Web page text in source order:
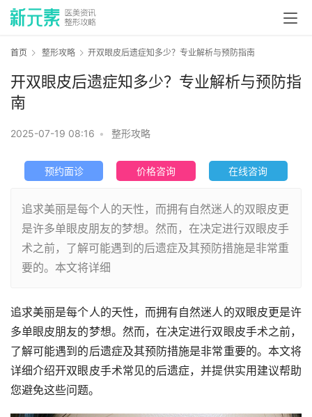
首页 整形攻略 开双眼皮后遗症知多少？专业解析与预防指南
开双眼皮后遗症知多少？专业解析与预防指
南
2025-07-19 08:16 • 整形攻略
预约面诊 价格咨询 在线咨询
追求美丽是每个人的天性，而拥有自然迷人的双眼皮更
是许多单眼皮朋友的梦想。然而，在决定进行双眼皮手
术之前，了解可能遇到的后遗症及其预防措施是非常重
要的。本文将详细
追求美丽是每个人的天性，而拥有自然迷人的双眼皮更是许
多单眼皮朋友的梦想。然而，在决定进行双眼皮手术之前，
了解可能遇到的后遗症及其预防措施是非常重要的。本文将
详细介绍开双眼皮手术常见的后遗症，并提供实用建议帮助
您避免这些问题。